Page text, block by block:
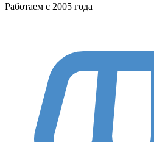
Работаем с 2005 года